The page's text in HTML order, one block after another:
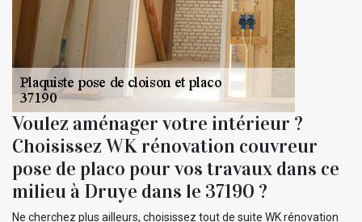
Voulez aménager votre intérieur ?
Choisissez WK rénovation couvreur
pose de placo pour vos travaux dans ce
milieu à Druye dans le 37190 ?
Ne cherchez plus ailleurs, choisissez tout de suite WK rénovation